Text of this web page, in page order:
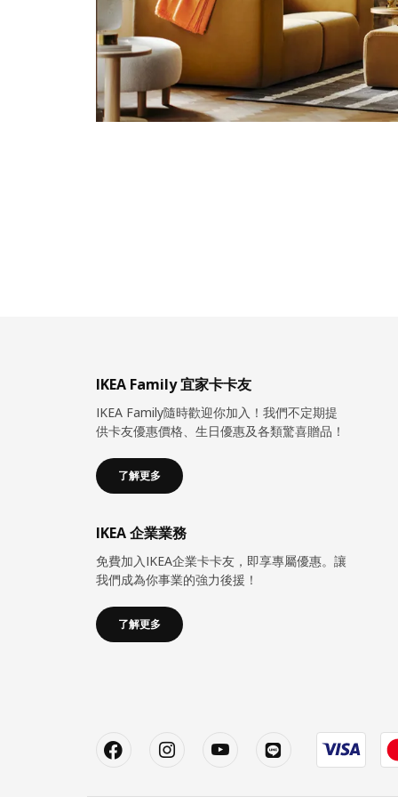
IKEA Family 宜家卡卡友
IKEA Family隨時歡迎你加入！我們不定期提
供卡友優惠價格、生日優惠及各類驚喜贈品！
了解更多
IKEA 企業業務
免費加入IKEA企業卡卡友，即享專屬優惠。讓
我們成為你事業的強力後援！
了解更多